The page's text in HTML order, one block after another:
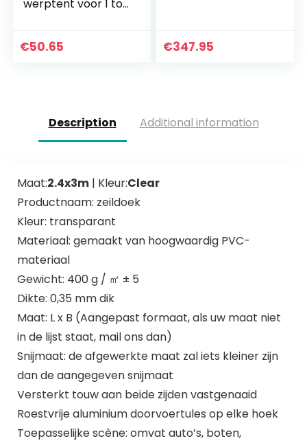
werptent voor 1 tot
tweede tent met
€50.65 €347.95
Description Additional information
Maat:2.4x3m| Kleur:Clear
Productnaam: zeildoek
Kleur: transparant
Materiaal: gemaakt van hoogwaardig PVC-
materiaal
Gewicht: 400 g / ㎡ ± 5
Dikte: 0,35 mm dik
Maat: L x B (Aangepast formaat, als uw maat niet
in de lijst staat, mail ons dan)
Snijmaat: de afgewerkte maat zal iets kleiner zijn
dan de aangegeven snijmaat
Versterkt touw aan beide zijden vastgenaaid
Roestvrije aluminium doorvoertules op elke hoek
Toepasselijke scène: omvat auto’s, boten,